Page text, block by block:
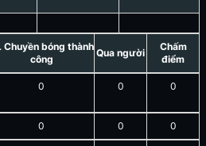
Chuyền bóng thành
công
Qua người
Chấm
điểm
0 0 0
0 0 0